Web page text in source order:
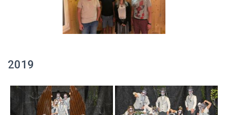
2019